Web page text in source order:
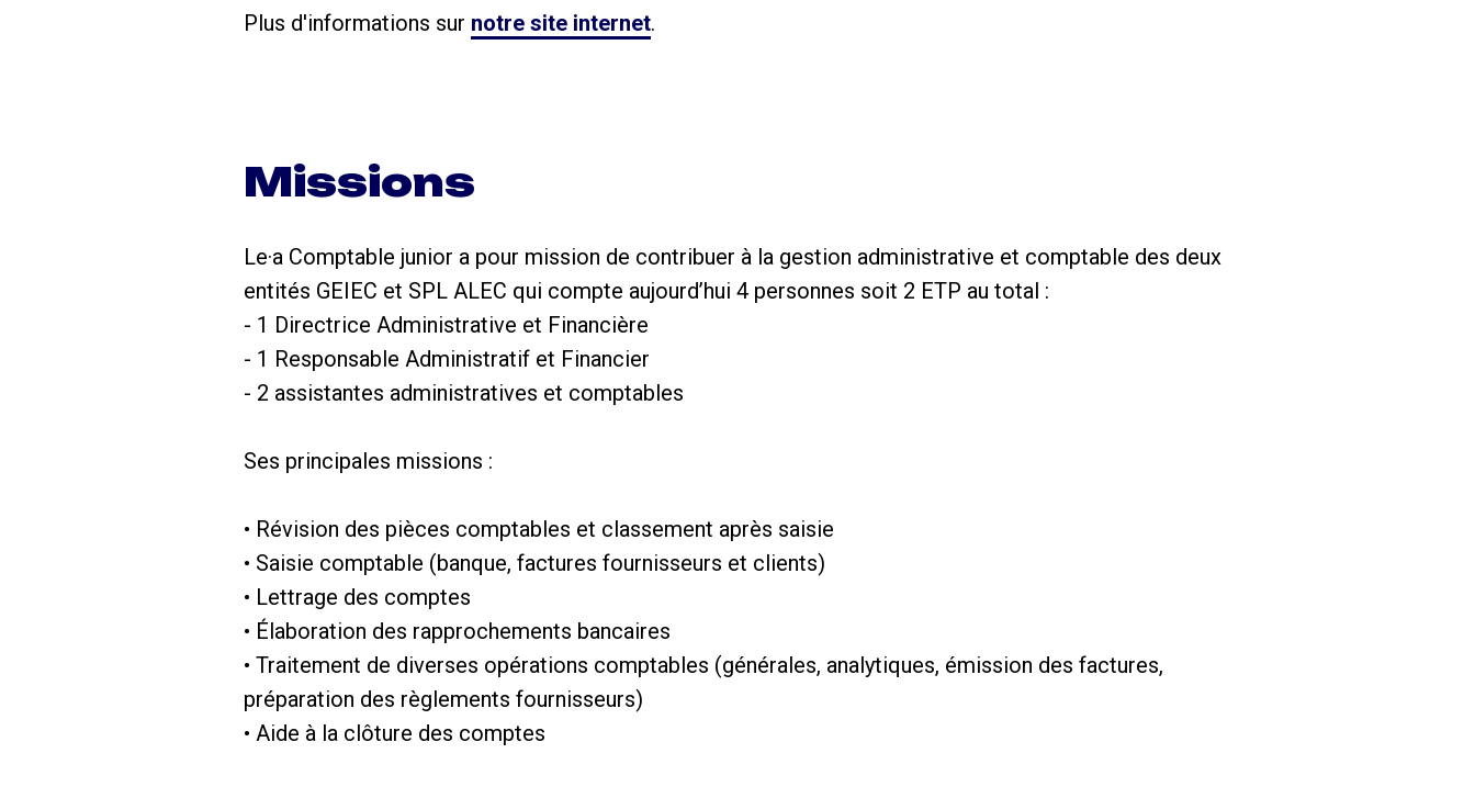
Plus d'informations sur notre site internet.
Missions
Le·a Comptable junior a pour mission de contribuer à la gestion administrative et comptable des deux
entités GEIEC et SPL ALEC qui compte aujourd’hui 4 personnes soit 2 ETP au total :
- 1 Directrice Administrative et Financière
- 1 Responsable Administratif et Financier
- 2 assistantes administratives et comptables
Ses principales missions :
• Révision des pièces comptables et classement après saisie
• Saisie comptable (banque, factures fournisseurs et clients)
• Lettrage des comptes
• Élaboration des rapprochements bancaires
• Traitement de diverses opérations comptables (générales, analytiques, émission des factures,
préparation des règlements fournisseurs)
• Aide à la clôture des comptes